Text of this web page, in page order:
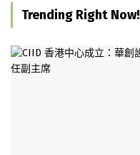
Trending Right Now!